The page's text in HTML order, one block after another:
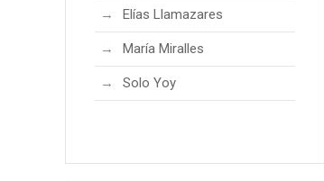
Elías Llamazares
María Miralles
Solo Yoy